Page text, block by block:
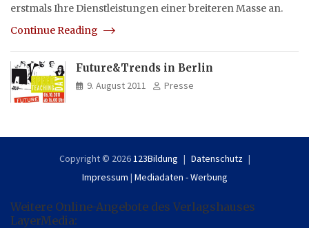
erstmals Ihre Dienstleistungen einer breiteren Masse an.
Continue Reading
Future&Trends in Berlin
9. August 2011 Presse
Copyright © 2026123Bildung
Datenschutz
Impressum | Mediadaten - Werbung
Weitere Online-Angebote des Verlagshauses
LayerMedia: